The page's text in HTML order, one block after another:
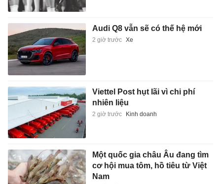
Audi Q8 vẫn sẽ có thế hệ mới
2 giờ trước Xe
Viettel Post hụt lãi vì chi phí
nhiên liệu
2 giờ trước Kinh doanh
Một quốc gia châu Âu đang tìm
cơ hội mua tôm, hồ tiêu từ Việt
Nam